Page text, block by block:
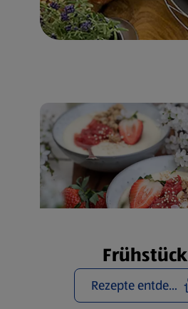
Frühstück
Rezepte entdecken